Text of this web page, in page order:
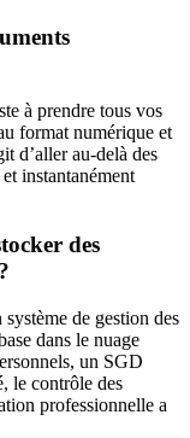
à prendre tous vos
format numérique et
d’aller au-delà des
instantanément
des
de gestion des
dans le nuage
un SGD
le contrôle des
professionnelle a